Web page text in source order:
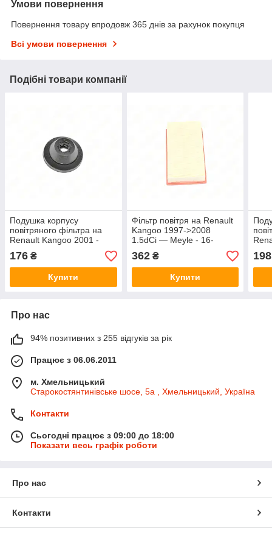
Умови повернення
Повернення товару впродовж 365 днів за рахунок покупця
Всі умови повернення
Подібні товари компанії
Подушка корпусу
повітряного фільтра на
Renault Kangoo 2001 -
(Оригінал) — 13526-
BN700
176 ₴
Купити
Фільтр повітря на Renault
Kangoo 1997->2008
1.5dCi — Meyle - 16-
362₴
Купити
198
Про нас
94% позитивних з 255 відгуків за рік
Працює з 06.06.2011
м. Хмельницький
Старокостянтинівське шосе, 5а , Хмельницький, Україна
Контакти
Сьогодні працює з 09:00 до 18:00
Показати весь графік роботи
Про нас
Контакти